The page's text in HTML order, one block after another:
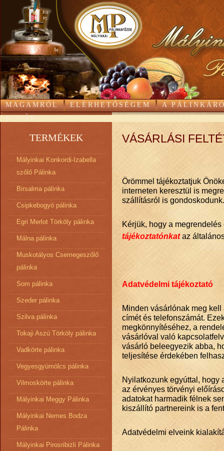
MAGAMRÓL ELÉRHETŐSÉGEM
A
KOSÁR
TERMÉKEK
Mályinkai Konkordi-Izabella
szőlő Pálinka
Birsalma pálinka
Csipkebogyó pálinka
Egri Merlot Törköly pálinka
Málna pálinka
Muskotályos Csemegeszőlő
pálinka
Som pálinka
Szeder pálinka
Szilva pálinka
Tokaji Aszú Törköly pálinka
Vadkörte pálinka
Vegyesgyümölcs pálinka
Vilmoskörte pálinka
Mályinkai Meggy Pálinka
Mályinkai Nemes Bodza
Pálinka
Mályinkai Pirosribizli Pálinka
VÁSÁRLÁSI
Örömmel tájékoztatjuk
interneten keresztül is
szállításról is gondoskodunk.
Kérjük, hogy a
tájékoztatónkataz
Adatvédelmi tájékoztató
Minden vásárlónak meg
címét és telefonszámát.
megkönnyítéséhez, a
vásárlóval való
vásárló beleegyezik abba,
teljesítése érdekében
Nyilatkozunk egyúttal, hogy
az érvényes törvényi
adatokat harmadik félnek
kiszállító partnereink is a
Adatvédelmi elveink